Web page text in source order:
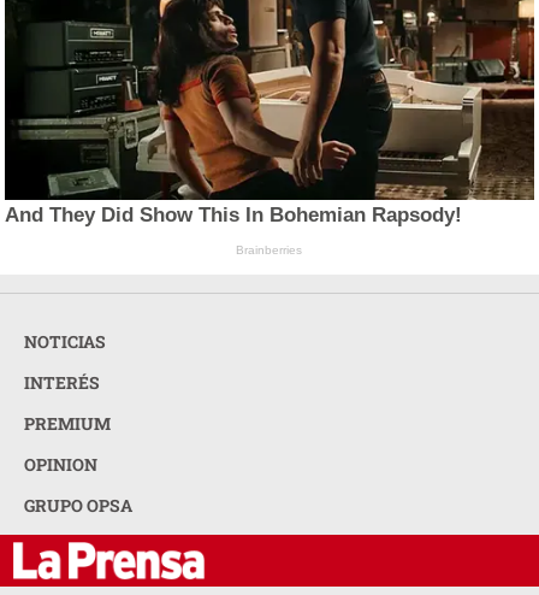
And They Did Show This In Bohemian Rapsody!
Brainberries
NOTICIAS
INTERÉS
PREMIUM
OPINION
GRUPO OPSA